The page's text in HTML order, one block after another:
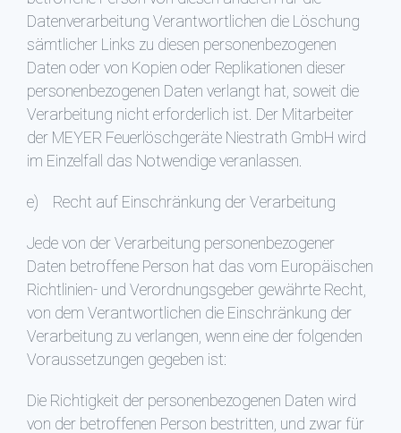
Datenverarbeitung Verantwortlichen die Löschung
sämtlicher Links zu diesen personenbezogenen
Daten oder von Kopien oder Replikationen dieser
personenbezogenen Daten verlangt hat, soweit die
Verarbeitung nicht erforderlich ist. Der Mitarbeiter
der MEYER Feuerlöschgeräte Niestrath GmbH wird
im Einzelfall das Notwendige veranlassen.
e) Recht auf Einschränkung der Verarbeitung
Jede von der Verarbeitung personenbezogener
Daten betroffene Person hat das vom Europäischen
Richtlinien- und Verordnungsgeber gewährte Recht,
von dem Verantwortlichen die Einschränkung der
Verarbeitung zu verlangen, wenn eine der folgenden
Voraussetzungen gegeben ist:
Die Richtigkeit der personenbezogenen Daten wird
von der betroffenen Person bestritten, und zwar für